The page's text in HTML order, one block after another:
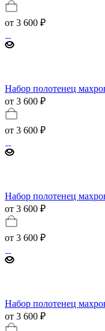
от 3 600 ₽
Набор полотенец
от 3 600 ₽
от 3 600 ₽
Набор полотенец
от 3 600 ₽
от 3 600 ₽
Набор полотенец
от 3 600 ₽